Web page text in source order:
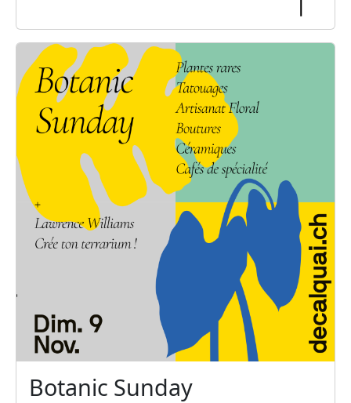
Botanic Sunday